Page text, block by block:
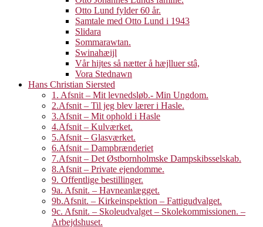
Otto Lund fylder 60 år.
Samtale med Otto Lund i 1943
Slidara
Sommarawtan.
Swinahæijl
Vår hijtes så nætter å hæjlluer stâ,
Vora Stednawn
Hans Christian Siersted
1. Afsnit – Mit levnedsløb.- Min Ungdom.
2.Afsnit – Til jeg blev lærer i Hasle.
3.Afsnit – Mit ophold i Hasle
4.Afsnit – Kulværket.
5.Afsnit – Glasværket.
6.Afsnit – Dampbrænderiet
7.Afsnit – Det Østbornholmske Dampskibsselskab.
8.Afsnit – Private ejendomme.
9. Offentlige bestillinger.
9a. Afsnit. – Havneanlægget.
9b.Afsnit. – Kirkeinspektion – Fattigudvalget.
9c. Afsnit. – Skoleudvalget – Skolekommissionen. –
Arbejdshuset.